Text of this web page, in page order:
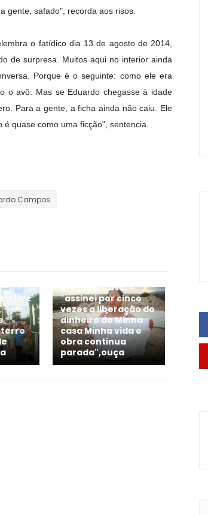
gente, safado", recorda aos risos.
o fatídico dia 13 de agosto de 2014,
de surpresa. Muitos aqui no interior ainda
Porque é o seguinte: como ele era
o avô. Mas se Eduardo chegasse à idade
Para a gente, a ficha ainda não caiu. Ele
quase como uma ficção", sentencia.
Campos
a Luiz
afirma atraso,
"assinei por cinco
vezes a liberação do
dinheiro do Minha
casa Minha vida e
obra continua
parada",ouça